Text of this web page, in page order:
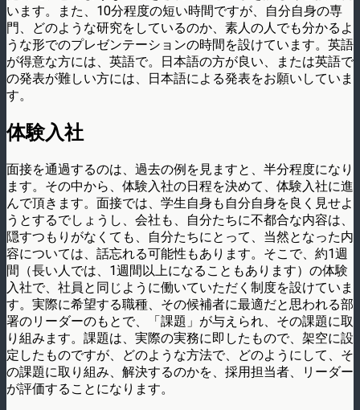
います。また、10分程度の短い時間ですが、自分自身の専
門、どのような研究をしているのか、素人の人でも分かるよ
うな形でのプレゼンテーションの時間を設けています。英語
が得意な方には、英語で。日本語の方が良い、または英語で
の発表が難しい方には、日本語による発表をお願いしていま
す。
体験入社
面接を通過するのは、過去の例を見ますと、半分程度になり
ます。その中から、体験入社の日程を決めて、体験入社に進
んで頂きます。面接では、学生自身も自分自身を良く見せよ
うとするでしょうし、会社も、自分たちに不都合な内容は、
隠すつもりがなくても、自分たちにとって、当然となった内
容については、話忘れる可能性もあります。そこで、約1週
間（長い人では、1週間以上になることもあります）の体験
入社で、社員と同じように働いていただく制度を設けていま
す。実際に希望する職種、その候補者に最適だと思われる部
署のリーダーのもとで、「課題」が与えられ、その課題に取
り組みます。課題は、実際の実務に即したもので、架空に設
定したものですが、どのような方法で、どのようにして、そ
の課題に取り組み、解決するのかを、採用担当者、リーダー
が評価することになります。